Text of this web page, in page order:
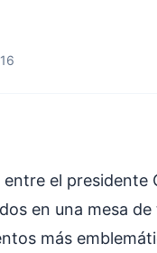
el presidente
en una mesa
más